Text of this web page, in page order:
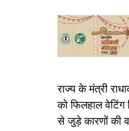
राज्य के मंत्री
को फिलहाल वेटिंग
से जुड़े कारणों की